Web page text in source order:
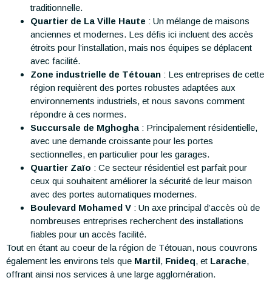
traditionnelle.
Quartier de La Ville Haute : Un mélange de maisons
anciennes et modernes. Les défis ici incluent des accès
étroits pour l’installation, mais nos équipes se déplacent
avec facilité.
Zone industrielle de Tétouan : Les entreprises de cette
région requièrent des portes robustes adaptées aux
environnements industriels, et nous savons comment
répondre à ces normes.
Succursale de Mghogha : Principalement résidentielle,
avec une demande croissante pour les portes
sectionnelles, en particulier pour les garages.
Quartier Zaïo : Ce secteur résidentiel est parfait pour
ceux qui souhaitent améliorer la sécurité de leur maison
avec des portes automatiques modernes.
Boulevard Mohamed V : Un axe principal d’accès où de
nombreuses entreprises recherchent des installations
fiables pour un accès facilité.
Tout en étant au coeur de la région de Tétouan, nous couvrons
également les environs tels que Martil, Fnideq, et Larache,
offrant ainsi nos services à une large agglomération.